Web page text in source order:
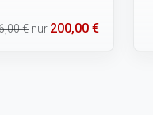
€ nur 200,00 €